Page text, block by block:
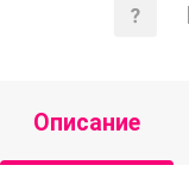
Описание